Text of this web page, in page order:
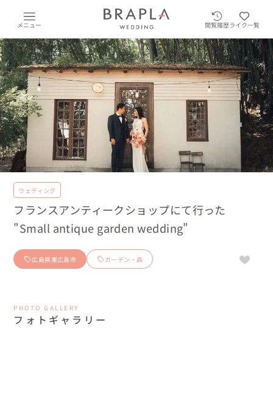
メニュー 閲覧履歴ライク一覧
ウェディング
フランスアンティークショップにて行った
"Small antique garden wedding"
広島県東広島市 ガーデン・森
PHOTO GALLERY
フォトギャラリー